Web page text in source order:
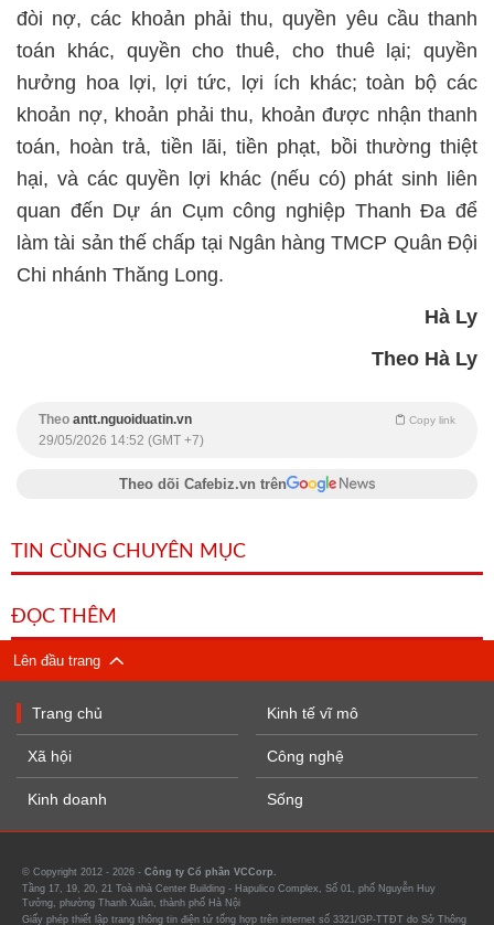
đòi nợ, các khoản phải thu, quyền yêu cầu thanh
toán khác, quyền cho thuê, cho thuê lại; quyền
hưởng hoa lợi, lợi tức, lợi ích khác; toàn bộ các
khoản nợ, khoản phải thu, khoản được nhận thanh
toán, hoàn trả, tiền lãi, tiền phạt, bồi thường thiệt
hại, và các quyền lợi khác (nếu có) phát sinh liên
quan đến Dự án Cụm công nghiệp Thanh Đa để
làm tài sản thế chấp tại Ngân hàng TMCP Quân Đội
Chi nhánh Thăng Long.
Hà Ly
Theo Hà Ly
Theo antt.nguoiduatin.vn Copy link
29/05/2026 14:52 (GMT +7)
Theo dõi Cafebiz.vn trên
TIN CÙNG CHUYÊN MỤC
ĐỌC THÊM
Lên đầu trang
Trang chủ
Xã hội
Kinh doanh
Kinh tế vĩ mô
Công nghệ
Sống
© Copyright 2012 - 2026 - Công ty Cổ phần VCCorp.
Tầng 17, 19, 20, 21 Toà nhà Center Building - Hapulico Complex, Số 01, phố Nguyễn Huy
Tưởng, phường Thanh Xuân, thành phố Hà Nội
Giấy phép thiết lập trang thông tin điện tử tổng hợp trên internet số 3321/GP-TTĐT do Sở Thông